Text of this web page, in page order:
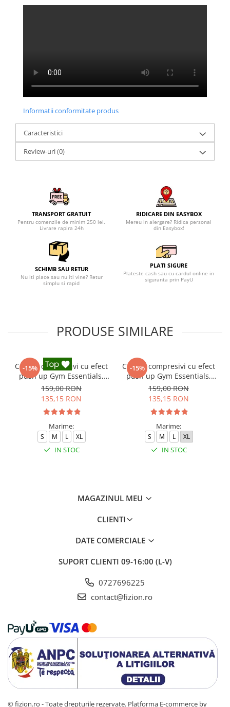
Informatii conformitate produs
Caracteristici
Review-uri(0)
TRANSPORT GRATUIT
Pentru comenzile de minim 250 lei.
Livrare rapira 24h
RIDICARE DIN EASYBOX
Mereu in alergare? Ridica personal
din Easybox!
SCHIMB SAU RETUR
Nu iti place sau nu iti vine? Retur
simplu si rapid
PLATI SIGURE
Plateste cash sau cu cardul online in
siguranta prin PayU
PRODUSE SIMILARE
-15%
Colanti compresivi cu efect
push up Gym Essentials,
Negru
159,00 RON
135,15 RON
Marime:
S M L XL
IN STOC
-15%
Colanti compresivi cu efect
push up Gym Essentials,
Verde
159,00 RON
135,15 RON
Marime:
S M L XL
IN STOC
MAGAZINUL MEU
CLIENTI
DATE COMERCIALE
SUPORT CLIENTI 09-16:00 (L-V)
0727696225
contact@fizion.ro
© fizion.ro - Toate drepturile rezervate. Platforma E-commerce by